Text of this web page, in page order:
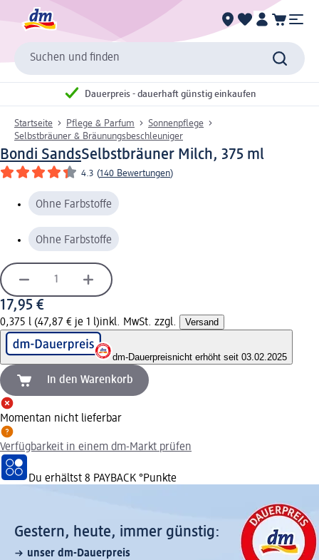
Suchen und finden
Dauerpreis - dauerhaft günstig einkaufen
Startseite Pflege & Parfum
Sonnenpflege
Selbstbräuner & Bräunungsbeschleuniger
Bondi SandsSelbstbräuner Milch, 375 ml
4.3 (140 Bewertungen)
Ohne Farbstoffe
Ohne Farbstoffe
17,95 €
0,375 l (47,87 € je 1 l)inkl. MwSt. zzgl. Versand
dm-Dauerpreisnicht erhöht seit 03.02.2025
In den Warenkorb
Momentan nicht lieferbar
Verfügbarkeit in einem dm-Markt prüfen
Du erhältst 8 PAYBACK °Punkte
Gestern, heute, immer günstig:
unser dm-Dauerpreis